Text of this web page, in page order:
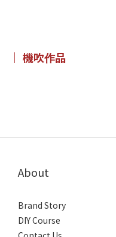
｜ 機吹作品
About
Brand Story
DIY Course